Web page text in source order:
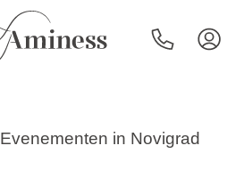
Evenementen in Novigrad